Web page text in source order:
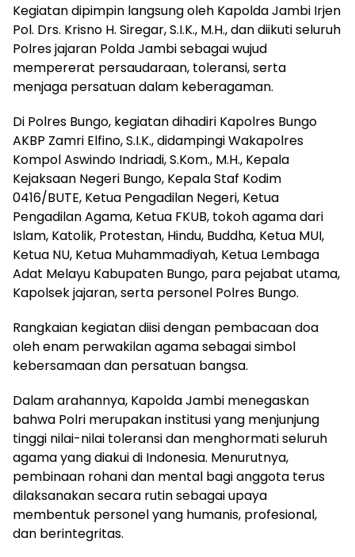
Kegiatan dipimpin langsung oleh Kapolda Jambi Irjen
Pol. Drs. Krisno H. Siregar, S.I.K., M.H., dan diikuti seluruh
Polres jajaran Polda Jambi sebagai wujud
mempererat persaudaraan, toleransi, serta
menjaga persatuan dalam keberagaman.
Di Polres Bungo, kegiatan dihadiri Kapolres Bungo
AKBP Zamri Elfino, S.I.K., didampingi Wakapolres
Kompol Aswindo Indriadi, S.Kom., M.H., Kepala
Kejaksaan Negeri Bungo, Kepala Staf Kodim
0416/BUTE, Ketua Pengadilan Negeri, Ketua
Pengadilan Agama, Ketua FKUB, tokoh agama dari
Islam, Katolik, Protestan, Hindu, Buddha, Ketua MUI,
Ketua NU, Ketua Muhammadiyah, Ketua Lembaga
Adat Melayu Kabupaten Bungo, para pejabat utama,
Kapolsek jajaran, serta personel Polres Bungo.
Rangkaian kegiatan diisi dengan pembacaan doa
oleh enam perwakilan agama sebagai simbol
kebersamaan dan persatuan bangsa.
Dalam arahannya, Kapolda Jambi menegaskan
bahwa Polri merupakan institusi yang menjunjung
tinggi nilai-nilai toleransi dan menghormati seluruh
agama yang diakui di Indonesia. Menurutnya,
pembinaan rohani dan mental bagi anggota terus
dilaksanakan secara rutin sebagai upaya
membentuk personel yang humanis, profesional,
dan berintegritas.